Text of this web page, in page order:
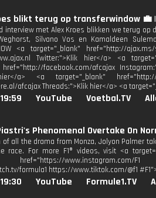
blikt terug op transferwindow 💼
interview met Alex Kroes blikken we terug
Silvano Vos en Kamaldeen
<a target="_blank" href="http://
Twitter:">Klik hier</a> <a
href="http://facebook.com/afcajax
a> <a target="_blank"
afcajax Threads:">Klik hier</a> <a
YouTube Voetbal.TV
Piastri's Phenomenal Overtake On
all the drama from Monza, Jolyon Palmer
race. For more F1® videos, visit <a
href="https://www.instagram.com/F1
formula1 https://www.tiktok.com/@f1
YouTube Formule1.TV